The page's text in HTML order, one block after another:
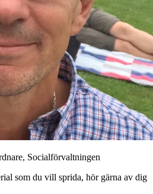
Socialförvaltningen
som du vill sprida, hör gärna av dig